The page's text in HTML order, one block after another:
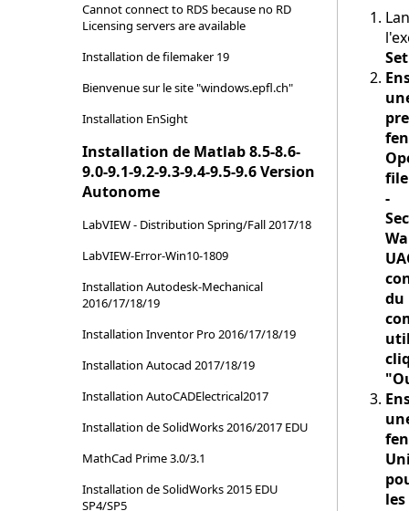
Cannot connect to RDS because no RD
Licensing servers are available
Installation de filemaker 19
Bienvenue sur le site "windows.epfl.ch"
Installation EnSight
Installation de Matlab 8.5-8.6-
9.0-9.1-9.2-9.3-9.4-9.5-9.6 Version
Autonome
LabVIEW - Distribution Spring/Fall 2017/18
LabVIEW-Error-Win10-1809
Installation Autodesk-Mechanical
2016/17/18/19
Installation Inventor Pro 2016/17/18/19
Installation Autocad 2017/18/19
Installation AutoCADElectrical2017
Installation de SolidWorks 2016/2017 EDU
MathCad Prime 3.0/3.1
Installation de SolidWorks 2015 EDU
SP4/SP5
file
-
du
les